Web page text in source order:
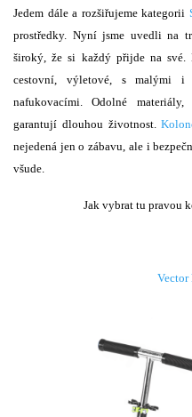
Jedem dále a rozšiřujeme kategorii
prostředky. Nyní jsme uvedli na
široký, že si každý přijde na své.
cestovní, výletové, s malými
nafukovacími. Odolné
garantují dlouhou životnost.
nejedená jen o zábavu, ale i
všude.
Jak vybrat tu pravou
Vector